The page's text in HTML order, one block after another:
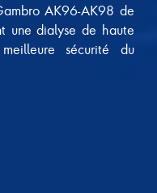
AK96-AK98 de
une dialyse de haute
sécurité du